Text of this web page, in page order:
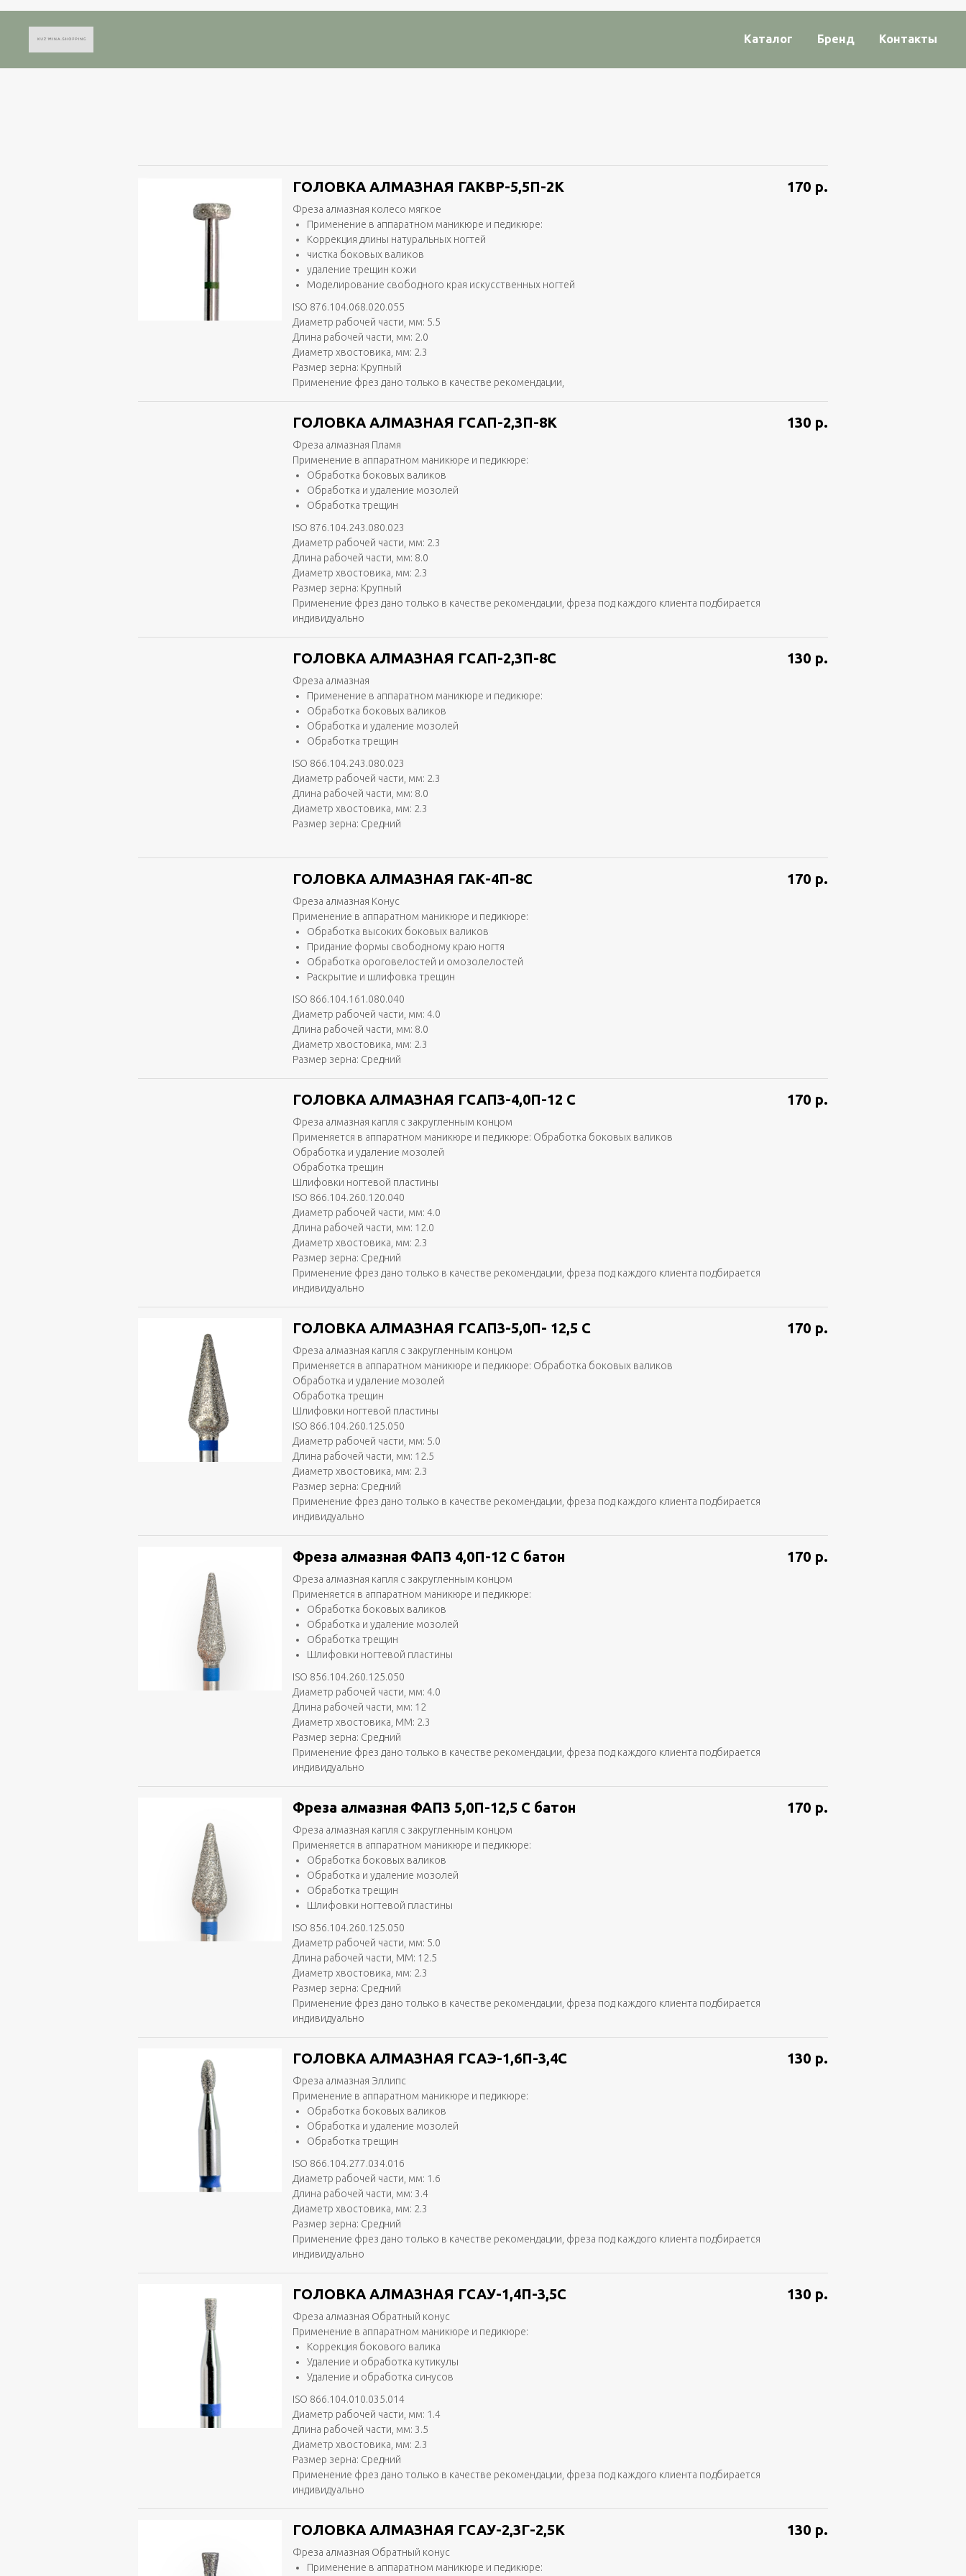
Каталог Бренд Контакты
ГОЛОВКА АЛМАЗНАЯ ГАКВР-5,5П-2K
Фреза алмазная колесо мягкое
Применение в аппаратном маникюре и педикюре:
Коррекция длины натуральных ногтей
чистка боковых валиков
удаление трещин кожи
Моделирование свободного края искусственных ногтей
ISO 876.104.068.020.055
Диаметр рабочей части, мм: 5.5
Длина рабочей части, мм: 2.0
Диаметр хвостовика, мм: 2.3
Размер зерна: Крупный
Применение фрез дано только в качестве рекомендации,
170 р.
ГОЛОВКА АЛМАЗНАЯ ГСАП-2,3П-8К
Фреза алмазная Пламя
Применение в аппаратном маникюре и педикюре:
Обработка боковых валиков
Обработка и удаление мозолей
Обработка трещин
ISO 876.104.243.080.023
Диаметр рабочей части, мм: 2.3
Длина рабочей части, мм: 8.0
Диаметр хвостовика, мм: 2.3
Размер зерна: Крупный
Применение фрез дано только в качестве рекомендации, фреза под каждого клиента подбирается
индивидуально
130 р.
ГОЛОВКА АЛМАЗНАЯ ГСАП-2,3П-8С
Фреза алмазная
Применение в аппаратном маникюре и педикюре:
Обработка боковых валиков
Обработка и удаление мозолей
Обработка трещин
ISO 866.104.243.080.023
Диаметр рабочей части, мм: 2.3
Длина рабочей части, мм: 8.0
Диаметр хвостовика, мм: 2.3
Размер зерна: Средний
130 р.
ГОЛОВКА АЛМАЗНАЯ ГАК-4П-8С
Фреза алмазная Конус
Применение в аппаратном маникюре и педикюре:
Обработка высоких боковых валиков
Придание формы свободному краю ногтя
Обработка ороговелостей и омозолелостей
Раскрытие и шлифовка трещин
ISO 866.104.161.080.040
Диаметр рабочей части, мм: 4.0
Длина рабочей части, мм: 8.0
Диаметр хвостовика, мм: 2.3
Размер зерна: Средний
170 р.
ГОЛОВКА АЛМАЗНАЯ ГСАП3-4,0П-12 С
Фреза алмазная капля с закругленным концом
Применяется в аппаратном маникюре и педикюре: Обработка боковых валиков
Обработка и удаление мозолей
Обработка трещин
Шлифовки ногтевой пластины
ISO 866.104.260.120.040
Диаметр рабочей части, мм: 4.0
Длина рабочей части, мм: 12.0
Диаметр хвостовика, мм: 2.3
Размер зерна: Средний
Применение фрез дано только в качестве рекомендации, фреза под каждого клиента подбирается
индивидуально
170 р.
ГОЛОВКА АЛМАЗНАЯ ГСАП3-5,0П- 12,5 С
Фреза алмазная капля с закругленным концом
Применяется в аппаратном маникюре и педикюре: Обработка боковых валиков
Обработка и удаление мозолей
Обработка трещин
Шлифовки ногтевой пластины
ISO 866.104.260.125.050
Диаметр рабочей части, мм: 5.0
Длина рабочей части, мм: 12.5
Диаметр хвостовика, мм: 2.3
Размер зерна: Средний
Применение фрез дано только в качестве рекомендации, фреза под каждого клиента подбирается
индивидуально
170 р.
Фреза алмазная ФАПЗ 4,0П-12 С батон
Фреза алмазная капля с закругленным концом
Применяется в аппаратном маникюре и педикюре:
Обработка боковых валиков
Обработка и удаление мозолей
Обработка трещин
Шлифовки ногтевой пластины
ISO 856.104.260.125.050
Диаметр рабочей части, мм: 4.0
Длина рабочей части, мм: 12
Диаметр хвостовика, ММ: 2.3
Размер зерна: Средний
Применение фрез дано только в качестве рекомендации, фреза под каждого клиента подбирается
индивидуально
170 р.
Фреза алмазная ФАП3 5,0П-12,5 С батон
Фреза алмазная капля с закругленным концом
Применяется в аппаратном маникюре и педикюре:
Обработка боковых валиков
Обработка и удаление мозолей
Обработка трещин
Шлифовки ногтевой пластины
ISO 856.104.260.125.050
Диаметр рабочей части, мм: 5.0
Длина рабочей части, ММ: 12.5
Диаметр хвостовика, мм: 2.3
Размер зерна: Средний
Применение фрез дано только в качестве рекомендации, фреза под каждого клиента подбирается
индивидуально
170 р.
ГОЛОВКА АЛМАЗНАЯ ГСАЭ-1,6П-3,4С
Фреза алмазная Эллипс
Применение в аппаратном маникюре и педикюре:
Обработка боковых валиков
Обработка и удаление мозолей
Обработка трещин
ISO 866.104.277.034.016
Диаметр рабочей части, мм: 1.6
Длина рабочей части, мм: 3.4
Диаметр хвостовика, мм: 2.3
Размер зерна: Средний
Применение фрез дано только в качестве рекомендации, фреза под каждого клиента подбирается
индивидуально
130 р.
ГОЛОВКА АЛМАЗНАЯ ГСАУ-1,4П-3,5С
Фреза алмазная Обратный конус
Применение в аппаратном маникюре и педикюре:
Коррекция бокового валика
Удаление и обработка кутикулы
Удаление и обработка синусов
ISO 866.104.010.035.014
Диаметр рабочей части, мм: 1.4
Длина рабочей части, мм: 3.5
Диаметр хвостовика, мм: 2.3
Размер зерна: Средний
Применение фрез дано только в качестве рекомендации, фреза под каждого клиента подбирается
индивидуально
130 р.
ГОЛОВКА АЛМАЗНАЯ ГСАУ-2,3Г-2,5К
Фреза алмазная Обратный конус
Применение в аппаратном маникюре и педикюре:
130 р.